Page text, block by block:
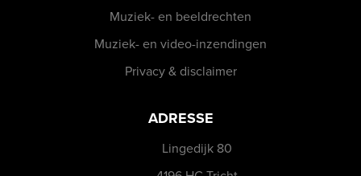
Muziek- en beeldrechten
Muziek- en video-inzendingen
Privacy & disclaimer
ADRESSE
Lingedijk 80